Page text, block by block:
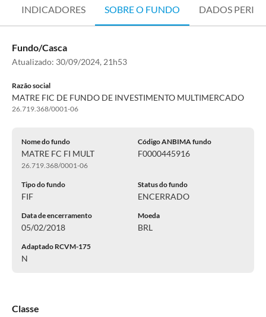
INDICADORES SOBRE O FUNDO DADOS
Fundo/Casca
Atualizado: 30/09/2024, 21h53
Razão social
MATRE FIC DE FUNDO DE INVESTIMENTO MULTIMERCADO
26.719.368/0001-06
Nome do fundo
MATRE FC FI MULT
26.719.368/0001-06
Código ANBIMA fundo
F0000445916
Tipo do fundo
FIF
Status do fundo
ENCERRADO
Data de encerramento
05/02/2018
Moeda
BRL
Adaptado RCVM-175
N
Classe